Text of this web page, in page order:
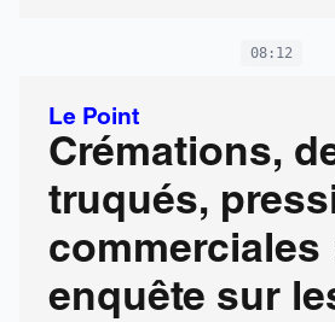
08:12
Le Point
Crémations,
truqués,
commerciales
enquête sur